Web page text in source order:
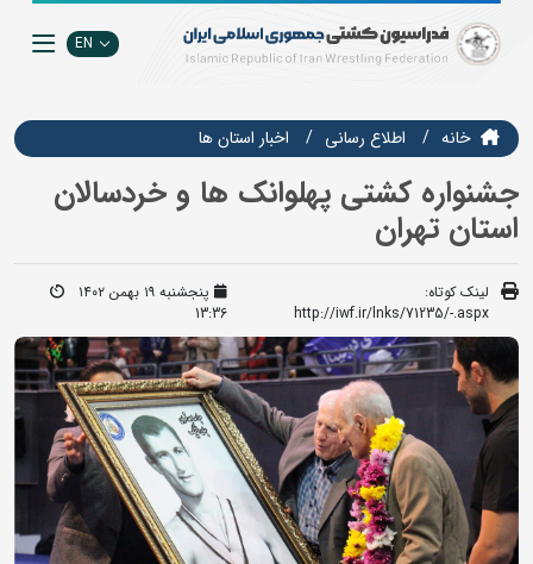
EN
خانه اطلاع رسانی اخبار استان ها
جشنواره کشتی پهلوانک ها و خردسالان
استان تهران
لینک کوتاه:
http://iwf.ir/lnks/71235/-.aspx
پنجشنبه ۱۹ بهمن ۱۴۰۲
13:36